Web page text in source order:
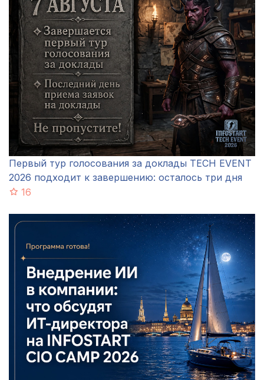
Первый тур голосования за доклады TECH EVENT
2026 подходит к завершению: осталось три дня
16